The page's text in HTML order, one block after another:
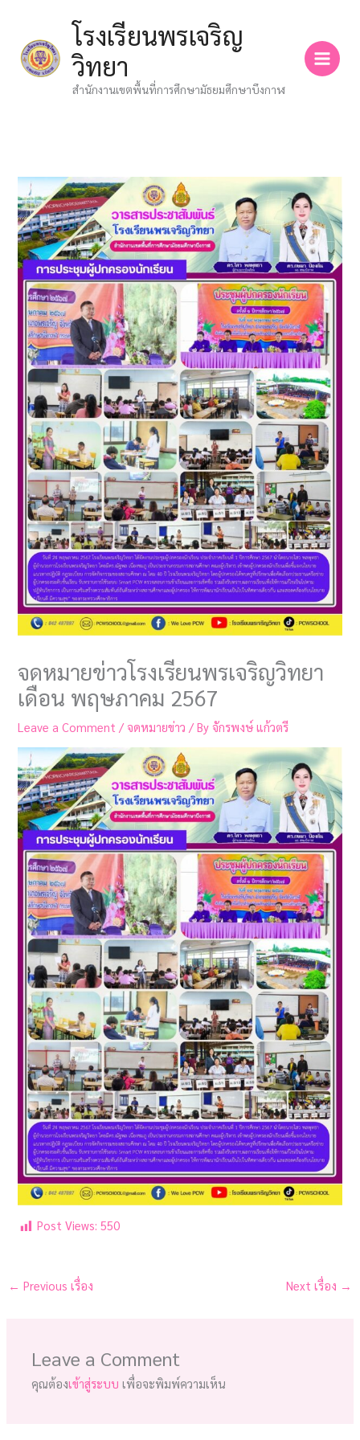
content
โรงเรียนพรเจริญ
วิทยา
สำนักงานเขตพื้นที่การศึกษามัธยมศึกษาบึงกาฬ
จดหมายข่าวโรงเรียนพรเจริญวิทยา
เดือน พฤษภาคม 2567
Leave a Comment / จดหมายข่าว / By จักรพงษ์ แก้วตรี
Post Views: 550
← Previous เรื่อง Next เรื่อง →
Leave a Comment
คุณต้องเข้าสู่ระบบ เพื่อจะพิมพ์ความเห็น